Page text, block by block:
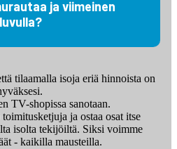
ja viimeinen
tilaamalla isoja eriä hinnoista on
TV-shopissa sanotaan.
ja ostaa osat itse
isolta tekijöiltä. Siksi voimme
- kaikilla mausteilla.